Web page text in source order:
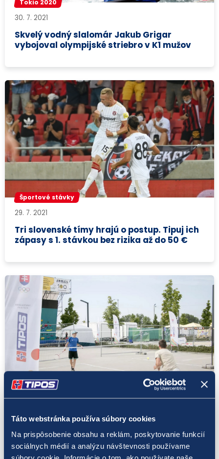
Táto webstránka používa súbory cookies
Na prispôsobenie obsahu a reklám, poskytovanie funkcií
sociálnych médií a analýzu návštevnosti používame
Tokio 2020
30. 7. 2021
Skvelý vodný slalomár Jakub Grigar
vybojoval olympijské striebro v K1 mužov
Športové stávky
29. 7. 2021
Tri slovenské tímy hrajú o postup. Tipuj ich
zápasy s 1. stávkou bez rizika až do 50 €
Tokio 2020
Olympijský festival v Šamoríne privíta
prvých olympionikov z Tokia. Príde aj Matej
Beňuš!